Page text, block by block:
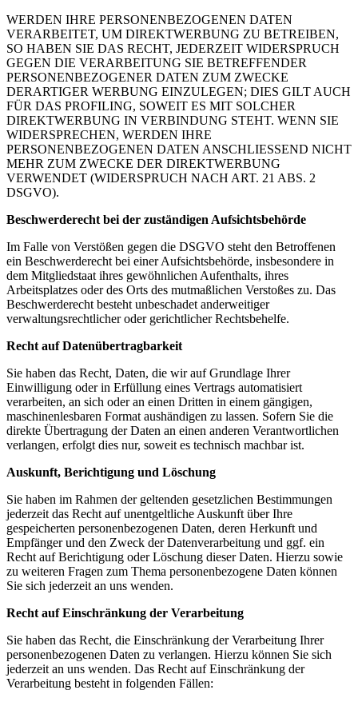
WERDEN IHRE PERSONENBEZOGENEN DATEN
VERARBEITET, UM DIREKTWERBUNG ZU BETREIBEN,
SO HABEN SIE DAS RECHT, JEDERZEIT WIDERSPRUCH
GEGEN DIE VERARBEITUNG SIE BETREFFENDER
PERSONENBEZOGENER DATEN ZUM ZWECKE
DERARTIGER WERBUNG EINZULEGEN; DIES GILT AUCH
FÜR DAS PROFILING, SOWEIT ES MIT SOLCHER
DIREKTWERBUNG IN VERBINDUNG STEHT. WENN SIE
WIDERSPRECHEN, WERDEN IHRE
PERSONENBEZOGENEN DATEN ANSCHLIESSEND NICHT
MEHR ZUM ZWECKE DER DIREKTWERBUNG
VERWENDET (WIDERSPRUCH NACH ART. 21 ABS. 2
DSGVO).
Beschwerde­recht bei der zuständigen Aufsichts­behörde
Im Falle von Verstößen gegen die DSGVO steht den Betroffenen
ein Beschwerderecht bei einer Aufsichtsbehörde, insbesondere in
dem Mitgliedstaat ihres gewöhnlichen Aufenthalts, ihres
Arbeitsplatzes oder des Orts des mutmaßlichen Verstoßes zu. Das
Beschwerderecht besteht unbeschadet anderweitiger
verwaltungsrechtlicher oder gerichtlicher Rechtsbehelfe.
Recht auf Daten­übertrag­barkeit
Sie haben das Recht, Daten, die wir auf Grundlage Ihrer
Einwilligung oder in Erfüllung eines Vertrags automatisiert
verarbeiten, an sich oder an einen Dritten in einem gängigen,
maschinenlesbaren Format aushändigen zu lassen. Sofern Sie die
direkte Übertragung der Daten an einen anderen Verantwortlichen
verlangen, erfolgt dies nur, soweit es technisch machbar ist.
Auskunft, Berichtigung und Löschung
Sie haben im Rahmen der geltenden gesetzlichen Bestimmungen
jederzeit das Recht auf unentgeltliche Auskunft über Ihre
gespeicherten personenbezogenen Daten, deren Herkunft und
Empfänger und den Zweck der Datenverarbeitung und ggf. ein
Recht auf Berichtigung oder Löschung dieser Daten. Hierzu sowie
zu weiteren Fragen zum Thema personenbezogene Daten können
Sie sich jederzeit an uns wenden.
Recht auf Einschränkung der Verarbeitung
Sie haben das Recht, die Einschränkung der Verarbeitung Ihrer
personenbezogenen Daten zu verlangen. Hierzu können Sie sich
jederzeit an uns wenden. Das Recht auf Einschränkung der
Verarbeitung besteht in folgenden Fällen: